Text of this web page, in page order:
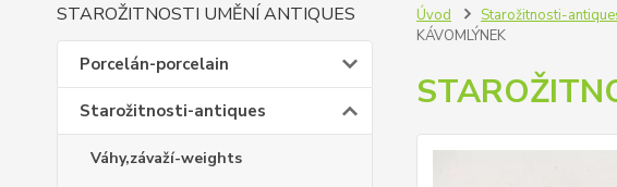
STAROŽITNOSTI UMĚNÍ ANTIQUES
Porcelán-porcelain
Starožitnosti-antiques
Váhy,závaží-weights
Úvod Starožitnosti-
KÁVOMLÝNEK